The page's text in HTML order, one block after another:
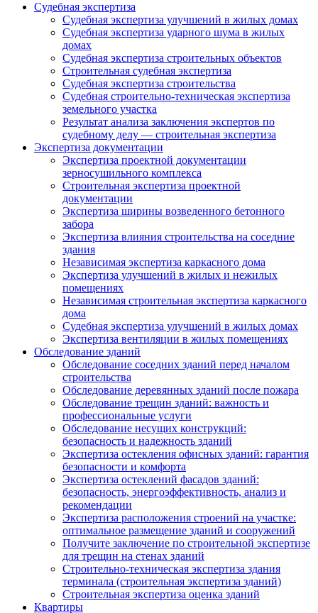
Судебная экспертиза
Судебная экспертиза улучшений в жилых домах
Судебная экспертиза ударного шума в жилых
домах
Судебная экспертиза строительных объектов
Строительная судебная экспертиза
Судебная экспертиза строительства
Судебная строительно-техническая экспертиза
земельного участка
Результат анализа заключения экспертов по
судебному делу — строительная экспертиза
Экспертиза документации
Экспертиза проектной документации
зерносушильного комплекса
Строительная экспертиза проектной
документации
Экспертиза ширины возведенного бетонного
забора
Экспертиза влияния строительства на соседние
здания
Независимая экспертиза каркасного дома
Экспертиза улучшений в жилых и нежилых
помещениях
Независимая строительная экспертиза каркасного
дома
Судебная экспертиза улучшений в жилых домах
Экспертиза вентиляции в жилых помещениях
Обследование зданий
Обследование соседних зданий перед началом
строительства
Обследование деревянных зданий после пожара
Обследование трещин зданий: важность и
профессиональные услуги
Обследование несущих конструкций:
безопасность и надежность зданий
Экспертиза остекления офисных зданий: гарантия
безопасности и комфорта
Экспертиза остеклений фасадов зданий:
безопасность, энергоэффективность, анализ и
рекомендации
Экспертиза расположения строений на участке:
оптимальное размещение зданий и сооружений
Получите заключение по строительной экспертизе
для трещин на стенах зданий
Строительно-техническая экспертиза здания
терминала (строительная экспертиза зданий)
Строительная экспертиза оценка зданий
Квартиры